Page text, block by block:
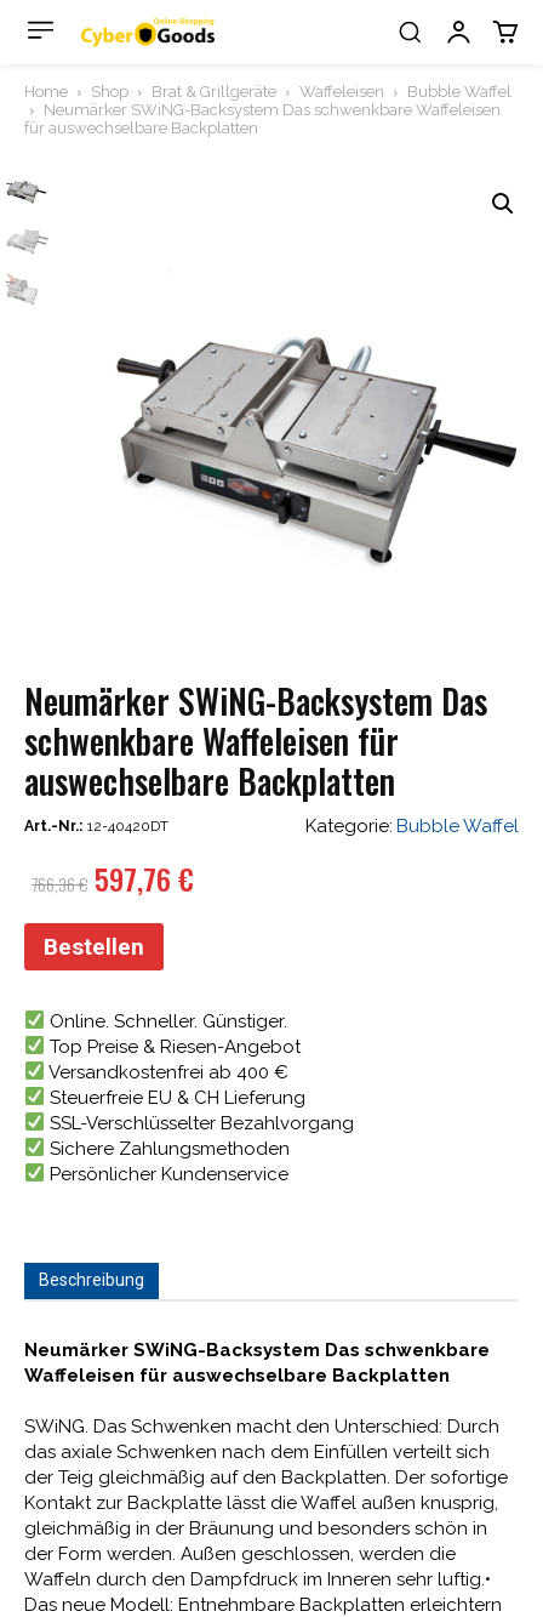
Home Shop Brat & Grillgeräte Waffeleisen
Bubble Waffel
Neumärker SWiNG-Backsystem Das schwenkbare Waffeleisen
für auswechselbare Backplatten
Neumärker SWiNG-Backsystem Das
schwenkbare Waffeleisen für
auswechselbare Backplatten
Art.-Nr.: 12-40420DT Kategorie: Bubble Waffel
766,36€ Ursprünglicher
Preis
war:
766,36 €
597,76€
Bestellen
Online. Schneller. Günstiger.
Top Preise & Riesen-Angebot
Versandkostenfrei ab 400 €
Steuerfreie EU & CH Lieferung
SSL-Verschlüsselter Bezahlvorgang
Sichere Zahlungsmethoden
Persönlicher Kundenservice
Beschreibung
Neumärker SWiNG-Backsystem Das schwenkbare
Waffeleisen für auswechselbare Backplatten
SWiNG. Das Schwenken macht den Unterschied: Durch
das axiale Schwenken nach dem Einfüllen verteilt sich
der Teig gleichmäßig auf den Backplatten. Der sofortige
Kontakt zur Backplatte lässt die Waffel außen knusprig,
gleichmäßig in der Bräunung und besonders schön in
der Form werden. Außen geschlossen, werden die
Waffeln durch den Dampfdruck im Inneren sehr luftig.•
Das neue Modell: Entnehmbare Backplatten erleichtern